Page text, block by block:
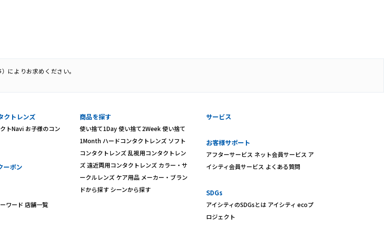
によりお求めください。
クトレンズ
トNavi お子様のコン
ーポン
ワード 店舗一覧
商品を探す
使い捨て1Day 使い捨て2Week 使い捨て
1Month ハードコンタクトレンズ ソフト
コンタクトレンズ 乱視用コンタクトレン
ズ 遠近両用コンタクトレンズ カラー・サ
ークルレンズ ケア用品 メーカー・ブラン
ドから探す シーンから探す
サービス
お客様サポート
アフターサービス ネット会員サービス ア
イシティ会員サービス よくある質問
SDGs
アイシティのSDGsとは アイシティ ecoプ
ロジェクト